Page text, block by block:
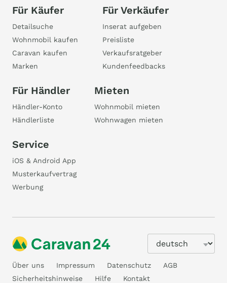
Für Käufer
Detailsuche
Wohnmobil kaufen
Caravan kaufen
Marken
Für Verkäufer
Inserat aufgeben
Preisliste
Verkaufsratgeber
Kundenfeedbacks
Für Händler
Händler-Konto
Händlerliste
Mieten
Wohnmobil mieten
Wohnwagen mieten
Service
iOS & Android App
Musterkaufvertrag
Werbung
Über uns Impressum Datenschutz
AGB
Sicherheitshinweise
Hilfe Kontakt